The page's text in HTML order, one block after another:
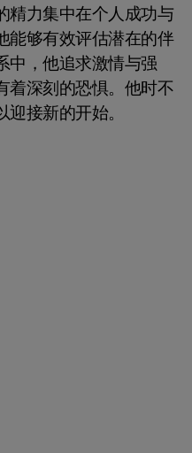
精力集中在个人成功与
能够有效评估潜在的伴
中，他追求激情与强
着深刻的恐惧。他时不
接新的开始。